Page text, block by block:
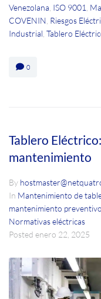
Venezolana ISO 9001
COVENIN Riesgos
Industrial Tablero
0
Tablero
mantenimiento
By
In Mantenimiento de
mantenimiento preventivo
Normativas eléctricas
Posted enero 22, 2025